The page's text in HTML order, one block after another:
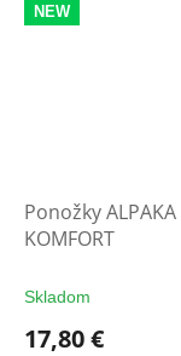
NEW
Ponožky ALPAKA
KOMFORT
Skladom
17,80 €